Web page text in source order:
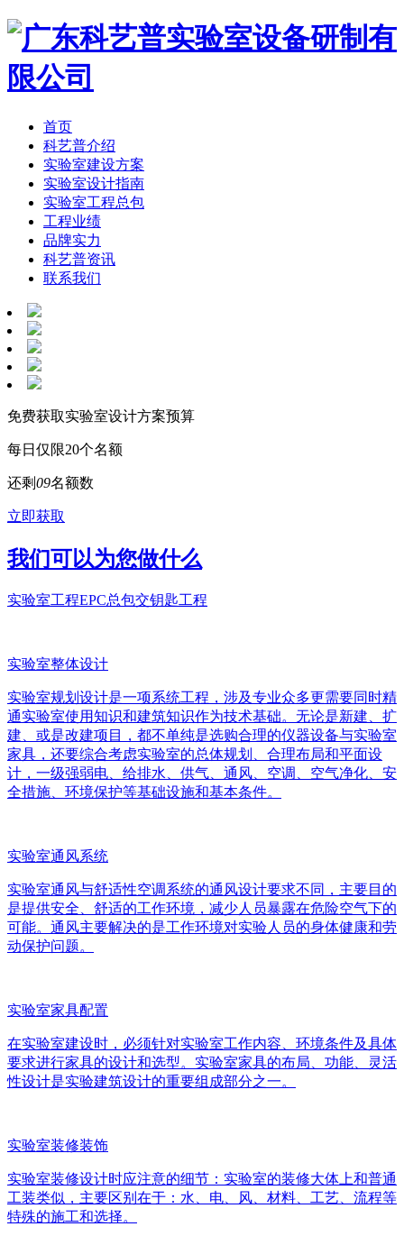
首页
科艺普介绍
实验室建设方案
实验室设计指南
实验室工程总包
工程业绩
品牌实力
科艺普资讯
联系我们
免费获取实验室设计方案预算
每日仅限20个名额
还剩09名额数
立即获取
我们可以为您做什么
实验室工程EPC总包交钥匙工程
实验室整体设计
实验室规划设计是一项系统工程，涉及专业众多更需要同时精
通实验室使用知识和建筑知识作为技术基础。无论是新建、扩
建、或是改建项目，都不单纯是选购合理的仪器设备与实验室
家具，还要综合考虑实验室的总体规划、合理布局和平面设
计，一级强弱电、给排水、供气、通风、空调、空气净化、安
全措施、环境保护等基础设施和基本条件。
实验室通风系统
实验室通风与舒适性空调系统的通风设计要求不同，主要目的
是提供安全、舒适的工作环境，减少人员暴露在危险空气下的
可能。通风主要解决的是工作环境对实验人员的身体健康和劳
动保护问题。
实验室家具配置
在实验室建设时，必须针对实验室工作内容、环境条件及具体
要求进行家具的设计和选型。实验室家具的布局、功能、灵活
性设计是实验建筑设计的重要组成部分之一。
实验室装修装饰
实验室装修设计时应注意的细节：实验室的装修大体上和普通
工装类似，主要区别在于：水、电、风、材料、工艺、流程等
特殊的施工和选择。